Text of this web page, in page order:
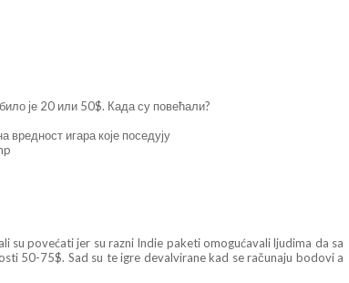
је 20 или 50$. Када су повећали?
вредност игара које поседују
su povećati jer su razni Indie paketi omogućavali ljudima da sa
50-75$. Sad su te igre devalvirane kad se računaju bodovi a